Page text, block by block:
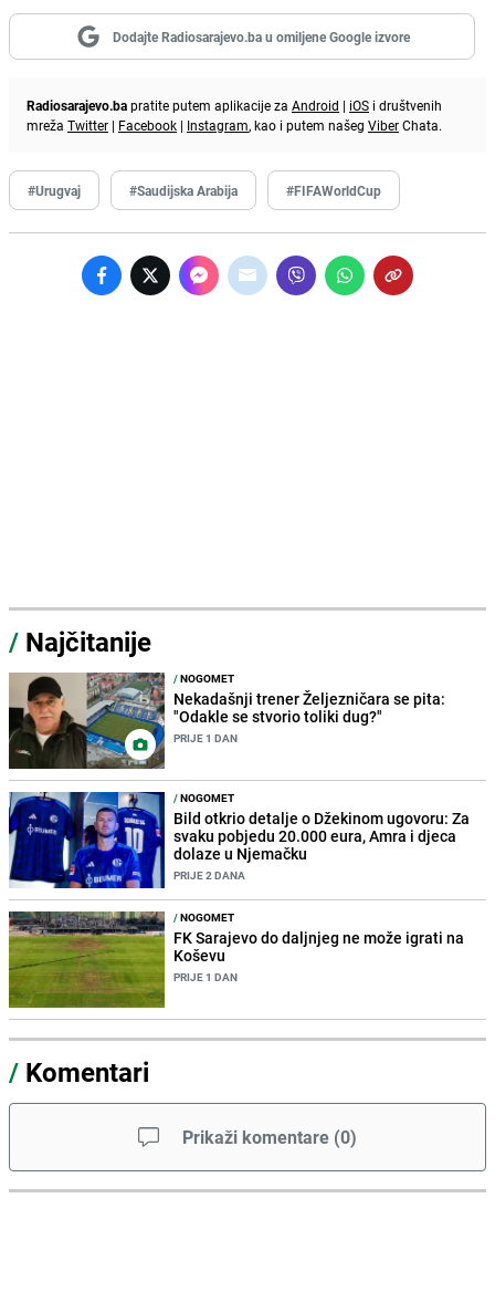
Dodajte Radiosarajevo.ba u omiljene Google izvore
Radiosarajevo.bapratite putem aplikacije za Android | iOS i društvenih
mreža Twitter | Facebook | Instagram, kao i putem našeg ViberChata.
#Urugvaj #Saudijska Arabija #FIFAWorldCup
/ Najčitanije
/NOGOMET
Nekadašnji trener Željezničara se pita:
"Odakle se stvorio toliki dug?"
PRIJE 1 DAN
/NOGOMET
Bild otkrio detalje o Džekinom ugovoru: Za
svaku pobjedu 20.000 eura, Amra i djeca
dolaze u Njemačku
PRIJE 2 DANA
/NOGOMET
FK Sarajevo do daljnjeg ne može igrati na
Koševu
PRIJE 1 DAN
/ Komentari
Prikaži komentare (0)